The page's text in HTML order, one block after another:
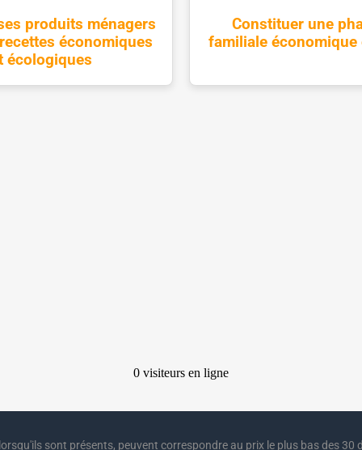
produits ménagers
économiques
écologiques
Constituer une
familiale économique
sont présents, peuvent correspondre au prix le plus bas des 30